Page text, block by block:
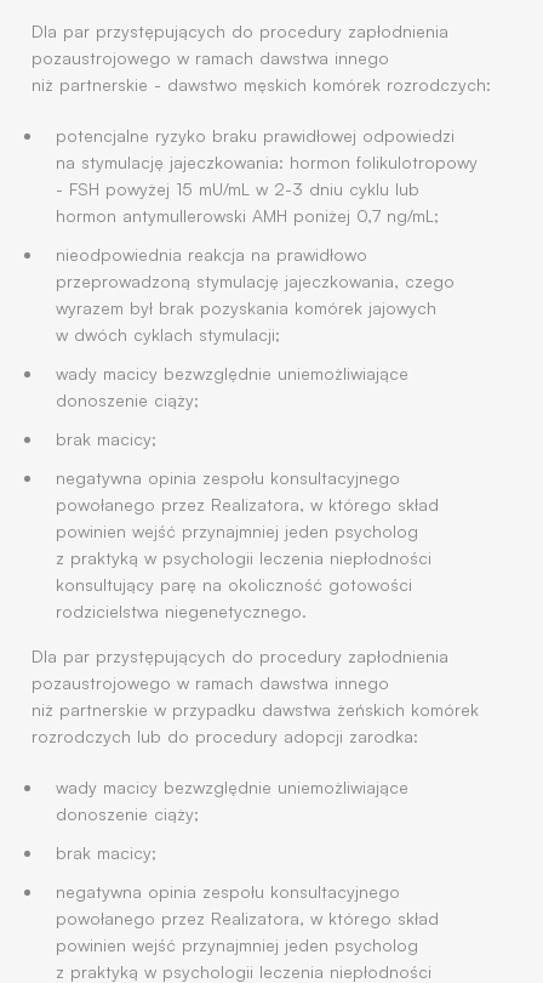
Dla par przystępujących do procedury zapłodnienia
pozaustrojowego w ramach dawstwa innego
niż partnerskie - dawstwo męskich komórek rozrodczych:
potencjalne ryzyko braku prawidłowej odpowiedzi
na stymulację jajeczkowania: hormon folikulotropowy
- FSH powyżej 15 mU/mL w 2-3 dniu cyklu lub
hormon antymullerowski AMH poniżej 0,7 ng/mL;
nieodpowiednia reakcja na prawidłowo
przeprowadzoną stymulację jajeczkowania, czego
wyrazem był brak pozyskania komórek jajowych
w dwóch cyklach stymulacji;
wady macicy bezwzględnie uniemożliwiające
donoszenie ciąży;
brak macicy;
negatywna opinia zespołu konsultacyjnego
powołanego przez Realizatora, w którego skład
powinien wejść przynajmniej jeden psycholog
z praktyką w psychologii leczenia niepłodności
konsultujący parę na okoliczność gotowości
rodzicielstwa niegenetycznego.
Dla par przystępujących do procedury zapłodnienia
pozaustrojowego w ramach dawstwa innego
niż partnerskie w przypadku dawstwa żeńskich komórek
rozrodczych lub do procedury adopcji zarodka:
wady macicy bezwzględnie uniemożliwiające
donoszenie ciąży;
brak macicy;
negatywna opinia zespołu konsultacyjnego
powołanego przez Realizatora, w którego skład
powinien wejść przynajmniej jeden psycholog
z praktyką w psychologii leczenia niepłodności